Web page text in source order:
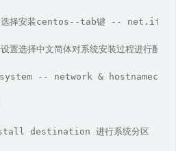
选择安装centos--tab键 --
置选择中文简体对系统安装过程进行配置
system -- network &
destination 进行系统分区